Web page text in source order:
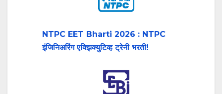
NTPC EET Bharti 2026 : NTPC
इंजिनिअरिंग एक्झिक्युटिव्ह ट्रेनी भरती!